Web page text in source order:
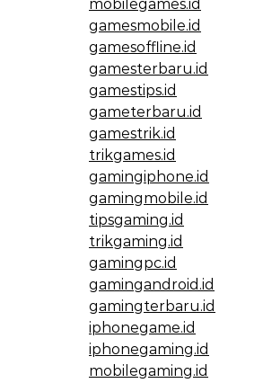
mobilegames.id
gamesmobile.id
gamesoffline.id
gamesterbaru.id
gamestips.id
gameterbaru.id
gamestrik.id
trikgames.id
gamingiphone.id
gamingmobile.id
tipsgaming.id
trikgaming.id
gamingpc.id
gamingandroid.id
gamingterbaru.id
iphonegame.id
iphonegaming.id
mobilegaming.id